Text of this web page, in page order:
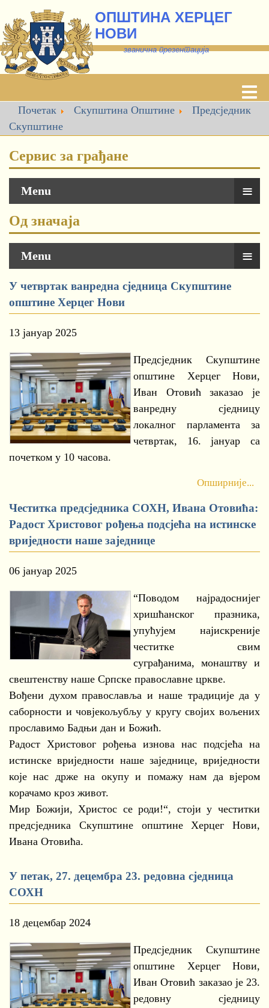
ОПШТИНА ХЕРЦЕГ
НОВИ
званична презентација
Почетак Скупштина Општине
Предсједник
Скупштине
Сервис за грађане
Menu ≡
Од значаја
Menu ≡
У четвртак ванредна сједница Скупштине
општине Херцег Нови
13 јануар 2025
Предсједник Скупштине
општине Херцег Нови,
Иван Отовић заказао је
ванредну сједницу
локалног парламента за
четвртак, 16. јануар са
почетком у 10 часова.
Опширније...
Честитка предсједника СОХН, Ивана Отовића:
Радост Христовог рођења подсјећа на истинске
вриједности наше заједнице
06 јануар 2025
“Поводом најрадоснијег
хришћанског празника,
упућујем најискреније
честитке свим
суграђанима, монаштву и
свештенству наше Српске православне цркве.
Вођени духом православља и наше традиције да у
саборности и човјекољубљу у кругу својих вољених
прославимо Бадњи дан и Божић.
Радост Христовог рођења изнова нас подсјећа на
истинске вриједности наше заједнице, вриједности
које нас држе на окупу и помажу нам да вјером
корачамо кроз живот.
Мир Божији, Христос се роди!“, стоји у честитки
предсједника Скупштине општине Херцег Нови,
Ивана Отовића.
У петак, 27. децембра 23. редовна сједница
СОХН
18 децембар 2024
Предсједник Скупштине
општине Херцег Нови,
Иван Отовић заказао је 23.
редовну сједницу